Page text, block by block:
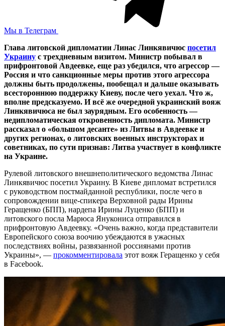
Мы в Телеграм
Глава литовской дипломатии Линас Линкявичюс посетил
Украину с трехдневным визитом. Министр побывал в
прифронтовой Авдеевке, еще раз убедился, что агрессор —
Россия и что санкционные меры против этого агрессора
должны быть продолжены, пообещал и дальше оказывать
всестороннюю поддержку Киеву, после чего уехал. Что ж,
вполне предсказуемо. И всё же очередной украинский вояж
Линкявичюса не был заурядным. Его особенность —
недипломатическая откровенность дипломата. Министр
рассказал о «большом десанте» из Литвы в Авдеевке и
других регионах, о литовских военных инструкторах и
советниках, по сути признав: Литва участвует в конфликте
на Украине.
Рулевой литовского внешнеполитического ведомства Линас
Линкявичюс посетил Украину. В Киеве дипломат встретился
с руководством постмайданной республики, после чего в
сопровождении вице-спикера Верховной рады Ирины
Геращенко (БПП), нардепа Ирины Луценко (БПП) и
литовского посла Марюса Янукониса отправился в
прифронтовую Авдеевку. «Очень важно, когда представители
Европейского союза воочию убеждаются в ужасных
последствиях войны, развязанной россиянами против
Украины», — прокомментировала этот вояж Геращенко у себя
в Facebook.